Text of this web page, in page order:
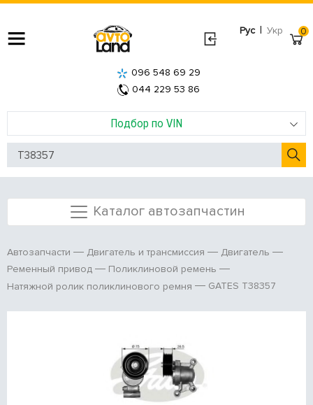
Рус | Укр
Подбор по VIN
096 548 69 29
044 229 53 86
0
Каталог автозапчастин
Автозапчасти Двигатель и трансмиссия
Двигатель
Ременный привод
Поликлиновой ремень
Натяжной ролик поликлинового ремня
GATES T38357